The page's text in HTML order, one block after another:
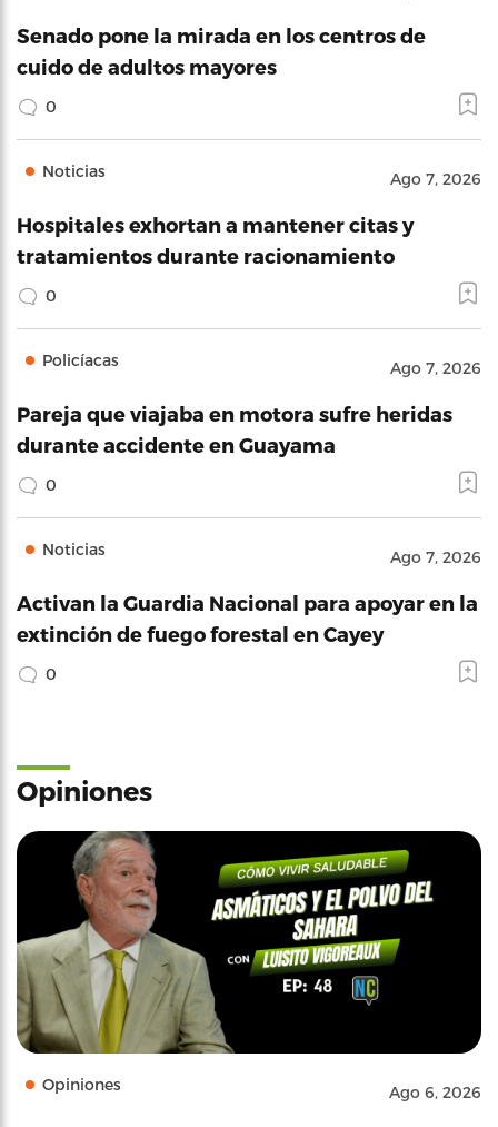
Senado pone la mirada en los centros de
cuido de adultos mayores
0
Noticias Ago 7, 2026
Hospitales exhortan a mantener citas y
tratamientos durante racionamiento
0
Policíacas Ago 7, 2026
Pareja que viajaba en motora sufre heridas
durante accidente en Guayama
0
Noticias Ago 7, 2026
Activan la Guardia Nacional para apoyar en la
extinción de fuego forestal en Cayey
0
Opiniones
Opiniones Ago 6, 2026